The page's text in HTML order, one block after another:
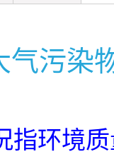
气污染
指环境